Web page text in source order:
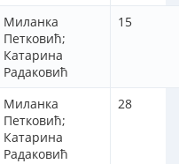
Миланка
Петковић;
Катарина
Радаковић
15
Миланка
Петковић;
Катарина
Радаковић
28